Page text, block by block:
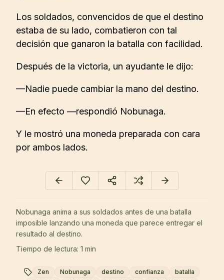
Los soldados, convencidos de que el destino
estaba de su lado, combatieron con tal
decisión que ganaron la batalla con facilidad.
Después de la victoria, un ayudante le dijo:
—Nadie puede cambiar la mano del destino.
—En efecto —respondió Nobunaga.
Y le mostró una moneda preparada con cara
por ambos lados.
Nobunaga anima a sus soldados antes de una batalla
imposible lanzando una moneda que parece entregar el
resultado al destino.
Tiempo de lectura: 1 min
Zen Nobunaga destino confianza
batalla